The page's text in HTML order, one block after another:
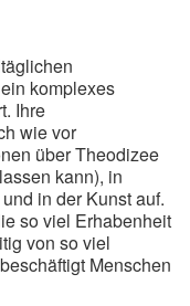
komplexes
Ihre
wie vor
über Theodizee
kann), in
in der Kunst auf.
so viel Erhabenheit
von so viel
Menschen